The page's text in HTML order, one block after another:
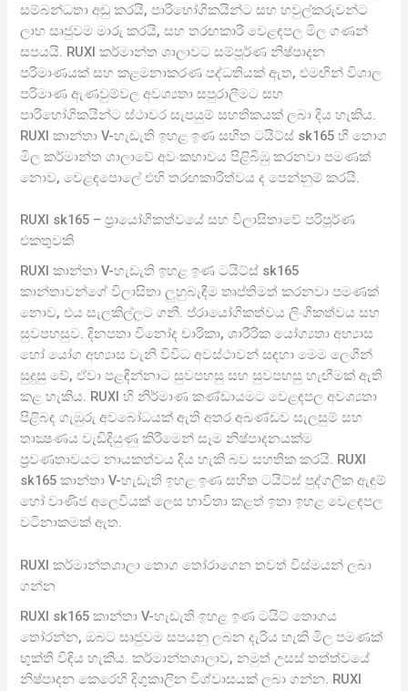
සම්බන්ධතා අඩු කරයි, පාරිභෝගිකයින්ට සහ හවුල්කරුවන්ට
ලාභ සෘජුවම මාරු කරයි, සහ තරඟකාරී වෙළඳපල මිල ගණන්
සපයයි. RUXI කර්මාන්ත ශාලාවට සම්පූර්ණ නිෂ්පාදන
පරිමාණයක් සහ කළමනාකරණ පද්ධතියක් ඇත, එමඟින් විශාල
පරිමාණ ඇණවුම්වල අවශ්‍යතා සපුරාලීමට සහ
පාරිභෝගිකයින්ට ස්ථාවර සැපයුම් සහතිකයක් ලබා දිය හැකිය.
RUXI කාන්තා V-හැඩැති ඉහළ ඉණ සහිත ටයිට්ස් sk165 හි තොග
මිල කර්මාන්ත ශාලාවේ අවංකභාවය පිළිබිඹු කරනවා පමණක්
නොව, වෙළඳපොලේ එහි තරඟකාරිත්වය ද පෙන්නුම් කරයි.
RUXI sk165 – ප්‍රායෝගිකත්වයේ සහ විලාසිතාවේ පරිපූර්ණ
එකතුවකි
RUXI කාන්තා V-හැඩැති ඉහළ ඉණ ටයිට්ස් sk165
කාන්තාවන්ගේ විලාසිතා ලුහුබැඳීම තෘප්තිමත් කරනවා පමණක්
නොව, එය සැලකිල්ලට ගනී. ප්රායෝගිකත්වය ලිංගිකත්වය සහ
සුවපහසුව. දිනපතා විනෝද චාරිකා, ශාරීරික යෝග්‍යතා අභ්‍යාස
හෝ යෝග අභ්‍යාස වැනි විවිධ අවස්ථාවන් සඳහා මෙම ලෙගින්
සුදුසු වේ, ඒවා පළඳින්නාට සුවපහසු සහ සුවපහසු හැඟීමක් ඇති
කළ හැකිය. RUXI හි නිර්මාණ කණ්ඩායමට වෙළඳපල අවශ්‍යතා
පිළිබඳ ගැඹුරු අවබෝධයක් ඇති අතර අඛණ්ඩව සැලසුම් සහ
තාක්‍ෂණය වැඩිදියුණු කිරීමෙන් සෑම නිෂ්පාදනයක්ම
ප්‍රවණතාවයට නායකත්වය දිය හැකි බව සහතික කරයි. RUXI
sk165 කාන්තා V-හැඩැති ඉහළ ඉණ සහිත ටයිට්ස් පුද්ගලික ඇඳුම්
හෝ වාණිජ අලෙවියක් ලෙස භාවිතා කළත් ඉතා ඉහළ වෙළඳපල
වටිනාකමක් ඇත.
RUXI කර්මාන්තශාලා තොග තෝරාගෙන තවත් විස්මයන් ලබා
ගන්න
RUXI sk165 කාන්තා V-හැඩැති ඉහළ ඉණ ටයිට් තොගය
තෝරන්න, ඔබට සෘජුවම සපයනු ලබන දැරිය හැකි මිල පමණක්
භුක්ති විඳිය හැකිය. කර්මාන්තශාලාව, නමුත් උසස් තත්ත්වයේ
නිෂ්පාදන කෙරෙහි දිගුකාලීන විශ්වාසයක් ලබා ගන්න. RUXI